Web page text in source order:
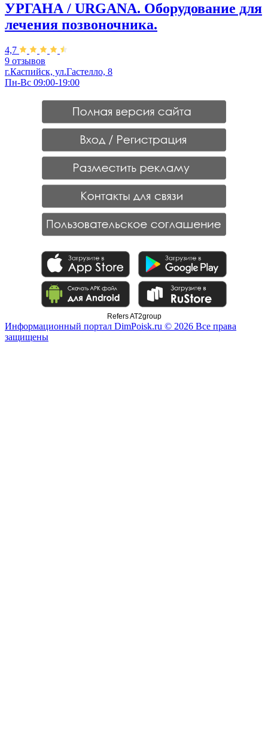
УРГАНА / URGANA. Оборудование для
лечения позвоночника.
4,7
9 отзывов
г.Каспийск, ул.Гастелло, 8
Пн-Вс 09:00-19:00
Refers AT2group
Информационный портал DimPoisk.ru © 2026 Все права
защищены